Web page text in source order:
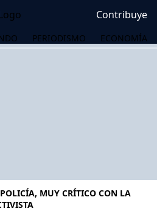
Contribuye
PERIODISMO ECONOMÍA
MUY CRÍTICO CON LA